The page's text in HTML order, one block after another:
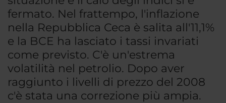
fermato. Nel frattempo, l'inflazione
nella Repubblica Ceca è salita all'11,1%
e la BCE ha lasciato i tassi invariati
come previsto. C'è un'estrema
volatilità nel petrolio. Dopo aver
raggiunto i livelli di prezzo del 2008
c'è stata una correzione più ampia.